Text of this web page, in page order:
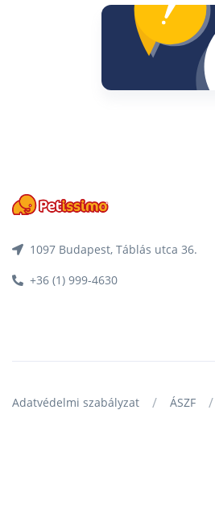
1097 Budapest, Táblás utca 36.
+36 (1) 999-4630
Adatvédelmi szabályzat / ÁSZF /